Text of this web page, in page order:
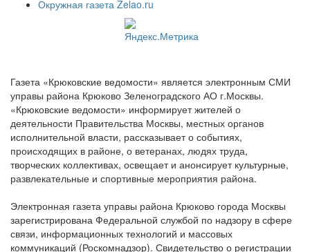
Окружная газета Zelao.ru
Газета «Крюковские ведомости» является электронным СМИ
управы района Крюково Зеленоградского АО г.Москвы.
«Крюковские ведомости» информирует жителей о
деятельности Правительства Москвы, местных органов
исполнительной власти, рассказывает о событиях,
происходящих в районе, о ветеранах, людях труда,
творческих коллективах, освещает и анонсирует культурные,
развлекательные и спортивные мероприятия района.
Электронная газета управы района Крюково города Москвы
зарегистрирована Федеральной службой по надзору в сфере
связи, информационных технологий и массовых
коммуникаций (Роскомнадзор). Свидетельство о регистрации